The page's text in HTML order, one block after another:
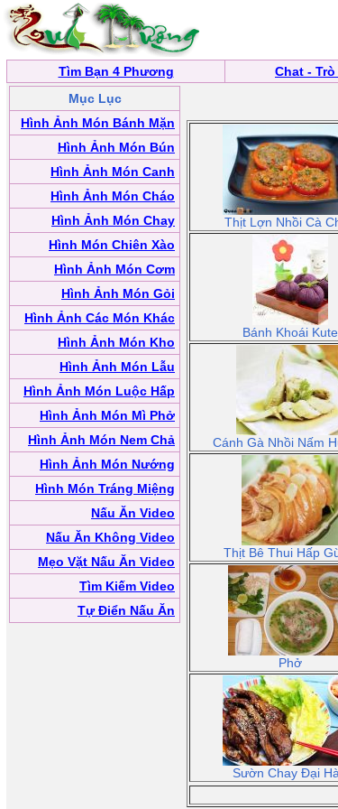
Tìm Bạn 4 Phương Chat -
Mục Lục
Hình Ảnh Món Bánh Mặn
Hình Ảnh Món Bún
Hình Ảnh Món Canh
Hình Ảnh Món Cháo
Hình Ảnh Món Chay
Hình Món Chiên Xào
Hình Ảnh Món Cơm
Hình Ảnh Món Gỏi
Hình Ảnh Các Món Khác
Hình Ảnh Món Kho
Hình Ảnh Món Lẫu
Hình Ảnh Món Luộc Hấp
Hình Ảnh Món Mì Phở
Hình Ảnh Món Nem Chả
Hình Ảnh Món Nướng
Hình Món Tráng Miệng
Nấu Ăn Video
Nấu Ăn Không Video
Mẹo Vặt Nấu Ăn Video
Tìm Kiếm Video
Tự Điển Nấu Ăn
Thịt Lợn Nhồi Cà
Bánh Khoái Kute
Cánh Gà Nhồi Nấm
Thịt Bê Thui Hấp
Phở
Sườn Chay Đại